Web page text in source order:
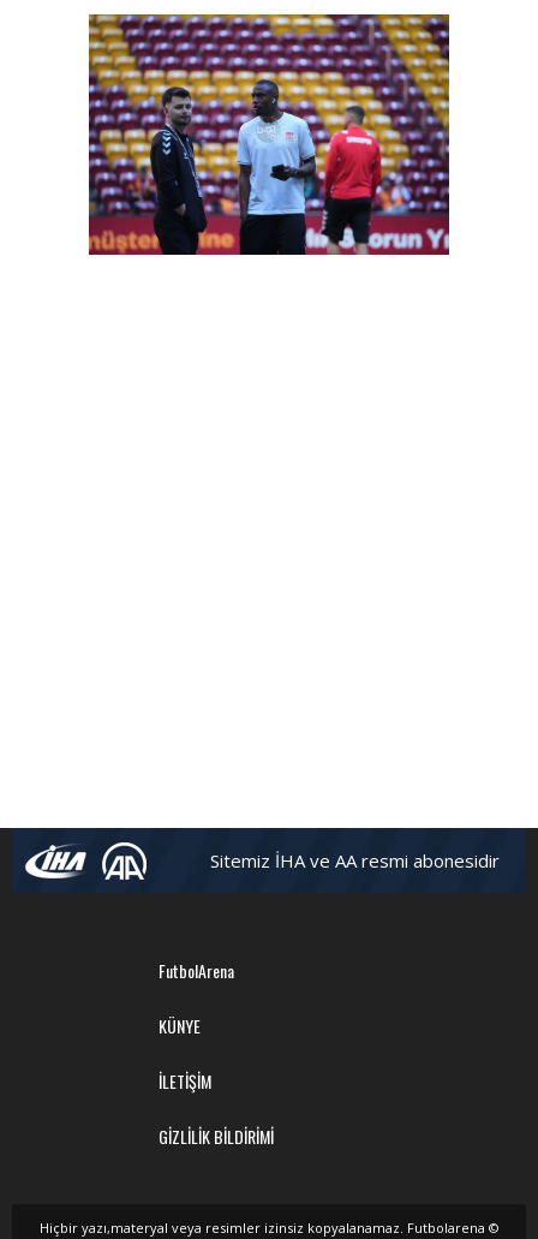
Sitemiz İHA ve AA resmi abonesidir
FutbolArena
KÜNYE
İLETİŞİM
GİZLİLİK BİLDİRİMİ
Hiçbir yazı,materyal veya resimler izinsiz kopyalanamaz. Futbolarena ©